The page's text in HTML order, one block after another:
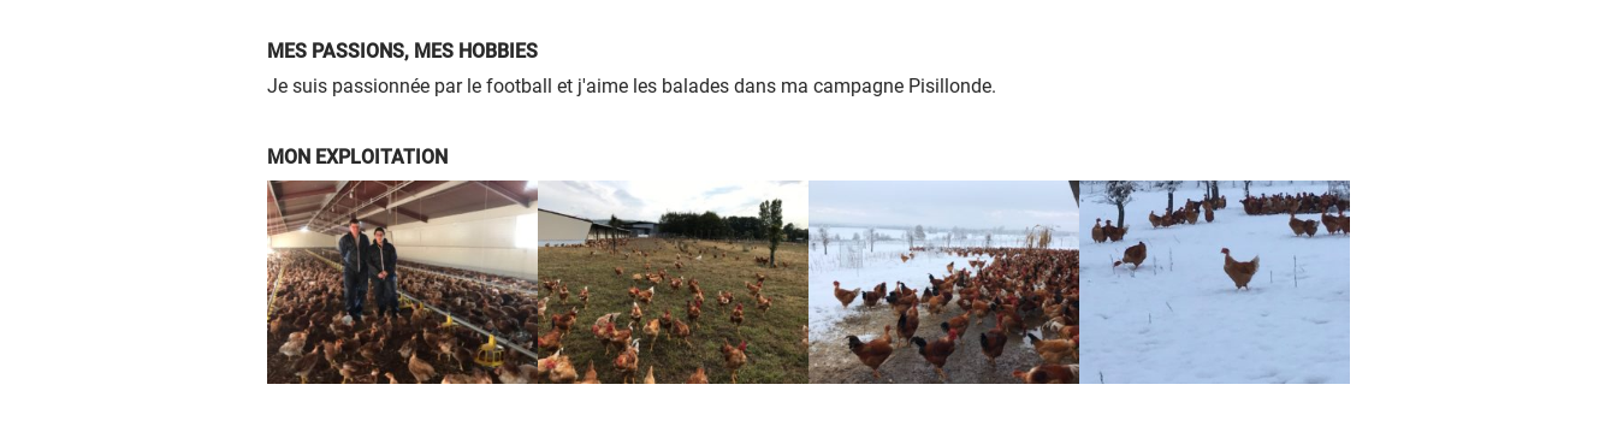
MES PASSIONS, MES HOBBIES
Je suis passionnée par le football et j'aime les balades dans ma campagne Pisillonde.
MON EXPLOITATION